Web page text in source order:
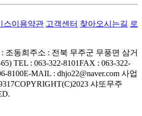
스이용약관 고객센터 찾아오시는길 로
조동희 주소 : 전북 무주군 무풍면 삼거
TEL : 063-322-8101FAX : 063-322-
8100E-MAIL : dhjo22@naver.com 사업
COPYRIGHT(C)2023 샤또무주